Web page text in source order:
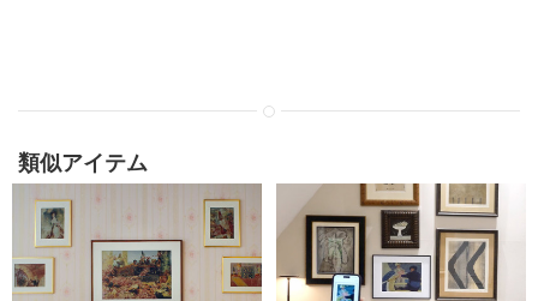
類似アイテム